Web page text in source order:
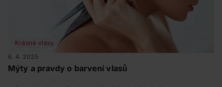
Krásné vlasy
6. 4. 2025
Mýty a pravdy o barvení vlasů